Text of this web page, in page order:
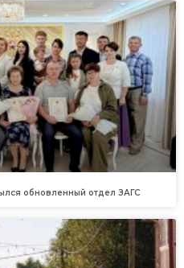
обновленный отдел ЗАГС